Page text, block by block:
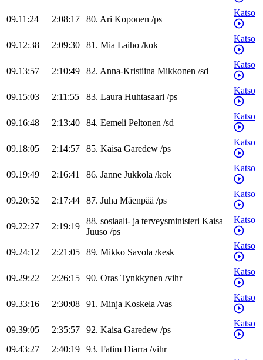
09.11:24 2:08:17 80. Ari Koponen /ps
Katso
09.12:38 2:09:30 81. Mia Laiho /kok
Katso
09.13:57 2:10:49 82. Anna-Kristiina Mikkonen /sd
Katso
09.15:03 2:11:55 83. Laura Huhtasaari /ps
Katso
09.16:48 2:13:40 84. Eemeli Peltonen /sd
Katso
09.18:05 2:14:57 85. Kaisa Garedew /ps
Katso
09.19:49 2:16:41 86. Janne Jukkola /kok
Katso
09.20:52 2:17:44 87. Juha Mäenpää /ps
Katso
09.22:27 2:19:19
88. sosiaali- ja terveysministeri Kaisa
Juuso /ps
Katso
09.24:12 2:21:05 89. Mikko Savola /kesk
Katso
09.29:22 2:26:15 90. Oras Tynkkynen /vihr
Katso
09.33:16 2:30:08 91. Minja Koskela /vas
Katso
09.39:05 2:35:57 92. Kaisa Garedew /ps
Katso
09.43:27 2:40:19 93. Fatim Diarra /vihr